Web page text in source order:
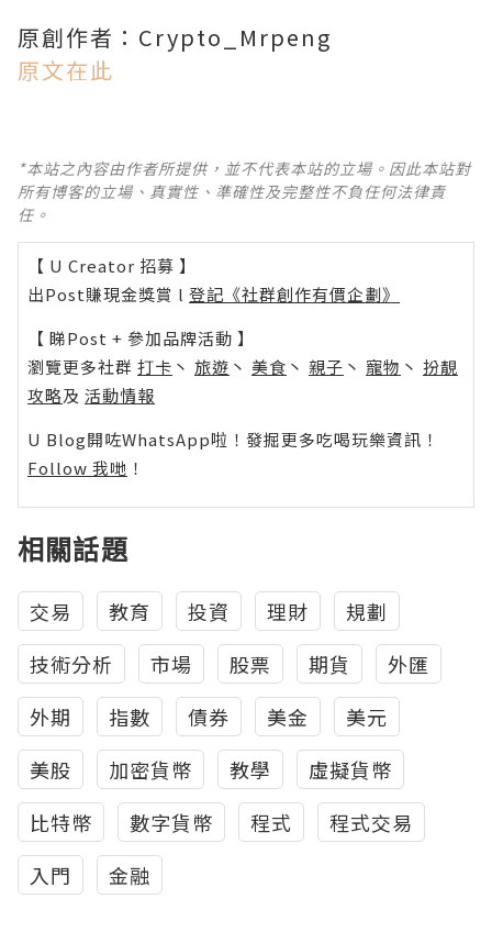
原創作者：Crypto_Mrpeng
原文在此
*本站之內容由作者所提供，並不代表本站的立場。因此本站對
所有博客的立場、真實性、準確性及完整性不負任何法律責
任。
【 U Creator 招募 】
出Post賺現金獎賞 l 登記《社群創作有價企劃》
【 睇Post + 參加品牌活動 】
瀏覽更多社群 打卡 丶 旅遊 丶 美食 丶 親子 丶 寵物 丶 扮靚
攻略及 活動情報
U Blog開咗WhatsApp啦！發掘更多吃喝玩樂資訊！
Follow 我哋 ！
相關話題
交易 教育 投資 理財
規劃
技術分析
市場 股票 期貨
外匯
外期
指數 債券 美金
美元
美股
加密貨幣 教學
虛擬貨幣
比特幣
數字貨幣 程式
程式交易
入門
金融